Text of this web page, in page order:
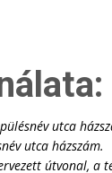
utca
utca házszám.
útvonal, a